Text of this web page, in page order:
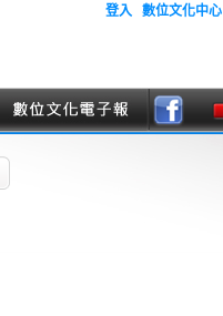
登入 數位文化中心